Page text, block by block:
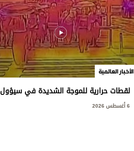
الأخبار العالمية
لقطات حرارية للموجة الشديدة في سيؤول
6 أغسطس 2026